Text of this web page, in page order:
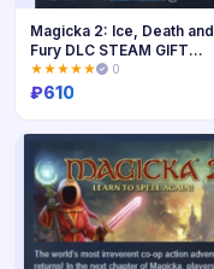
Купить
Magicka 2: Ice, Death and
Fury DLC STEAM GIFT
РОССИЯ
★★★★★ 0
₽610